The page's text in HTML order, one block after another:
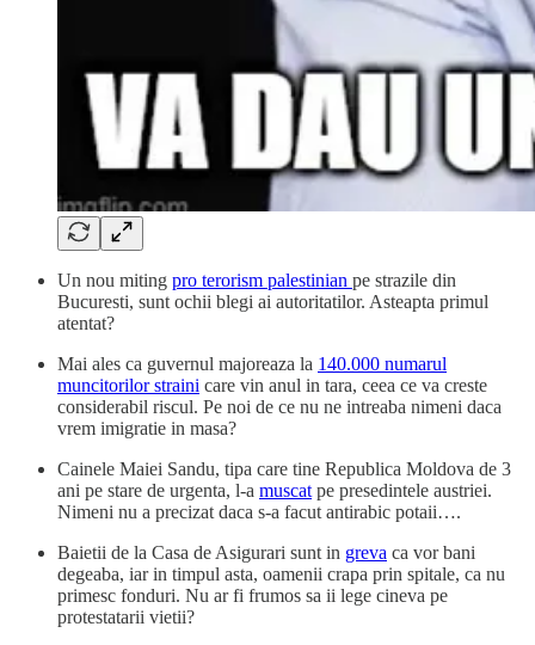
Un nou miting pro terorism palestinian pe strazile din
Bucuresti, sunt ochii blegi ai autoritatilor. Asteapta primul
atentat?
Mai ales ca guvernul majoreaza la 140.000 numarul
muncitorilor straini care vin anul in tara, ceea ce va creste
considerabil riscul. Pe noi de ce nu ne intreaba nimeni daca
vrem imigratie in masa?
Cainele Maiei Sandu, tipa care tine Republica Moldova de 3
ani pe stare de urgenta, l-a muscat pe presedintele austriei.
Nimeni nu a precizat daca s-a facut antirabic potaii….
Baietii de la Casa de Asigurari sunt in greva ca vor bani
degeaba, iar in timpul asta, oamenii crapa prin spitale, ca nu
primesc fonduri. Nu ar fi frumos sa ii lege cineva pe
protestatarii vietii?